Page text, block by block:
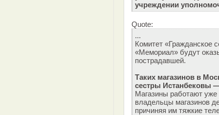
учреждении
Quote:
...
Комитет «Гражданское
«Мемориал» будут
пострадавшей.
Таких магазинов в
сестры Истанбековы
Магазины работают
владельцы магазинов
причиняя им тяжкие